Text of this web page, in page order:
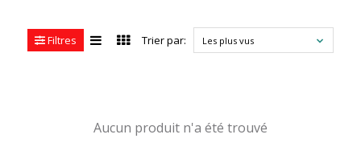
Filtres Trier par: Les plus vus
Aucun produit n'a été trouvé